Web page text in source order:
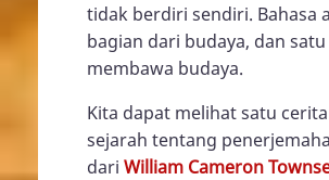
tidak berdiri sendiri. Bahasa
bagian dari budaya, dan
membawa budaya.
Kita dapat melihat satu
sejarah tentang
dari William Cameron